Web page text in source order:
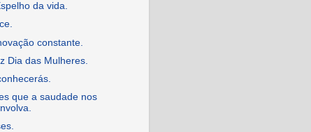
da vida.
constante.
Dia das Mulheres.
que a saudade nos